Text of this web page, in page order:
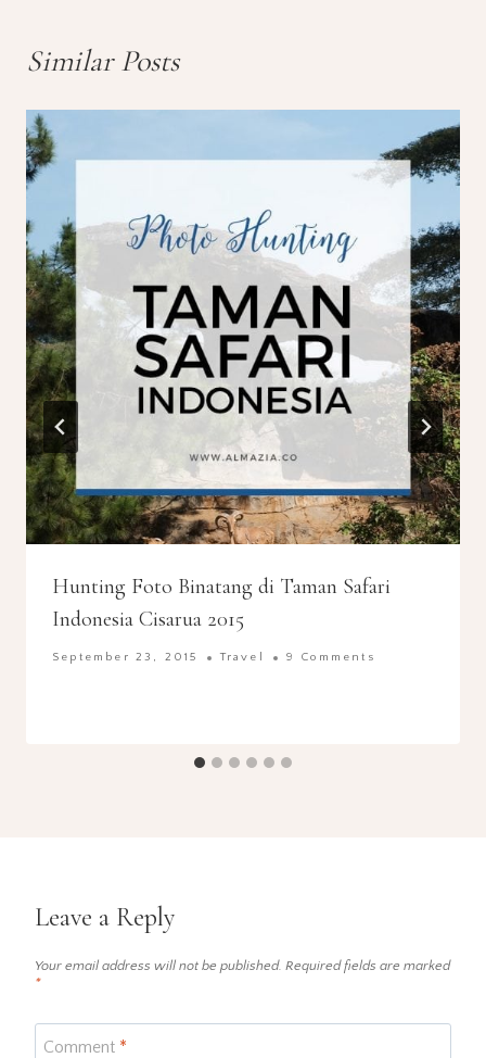
Similar Posts
Hunting Foto Binatang di Taman Safari
Indonesia Cisarua 2015
September 23, 2015 Travel 9 Comments
Leave a Reply
Your email address will not be published. Required fields are marked
*
Comment *